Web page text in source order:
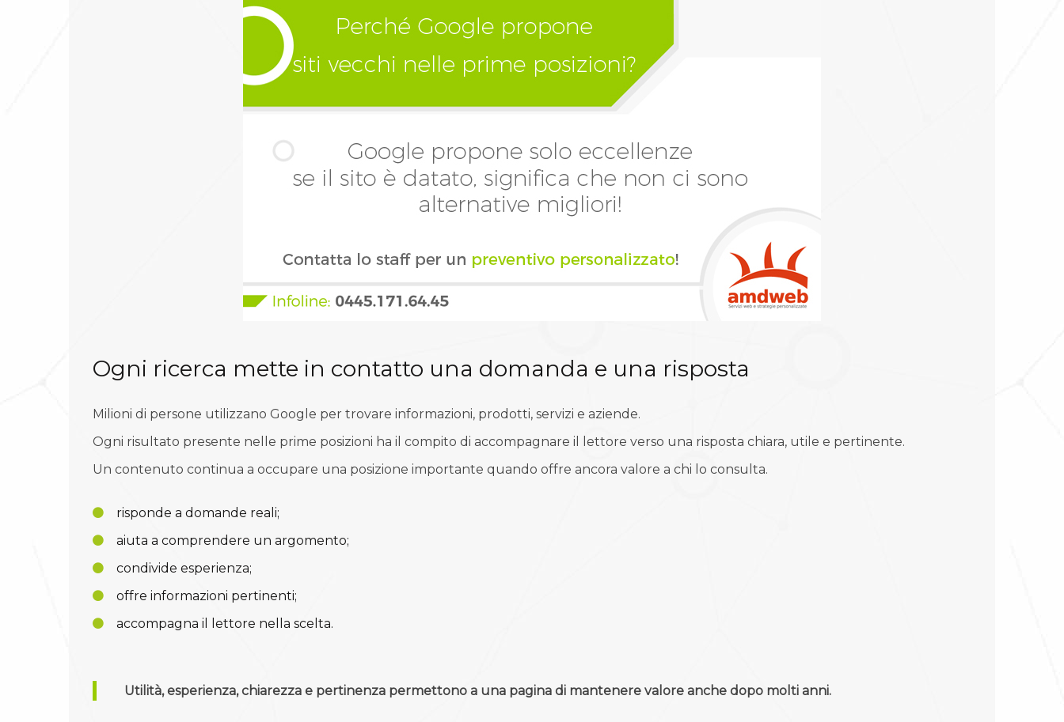
Ogni ricerca mette in contatto una domanda e una risposta
Milioni di persone utilizzano Google per trovare informazioni, prodotti, servizi e aziende.
Ogni risultato presente nelle prime posizioni ha il compito di accompagnare il lettore verso una risposta chiara, utile e pertinente.
Un contenuto continua a occupare una posizione importante quando offre ancora valore a chi lo consulta.
risponde a domande reali;
aiuta a comprendere un argomento;
condivide esperienza;
offre informazioni pertinenti;
accompagna il lettore nella scelta.
Utilità, esperienza, chiarezza e pertinenza permettono a una pagina di mantenere valore anche dopo molti anni.